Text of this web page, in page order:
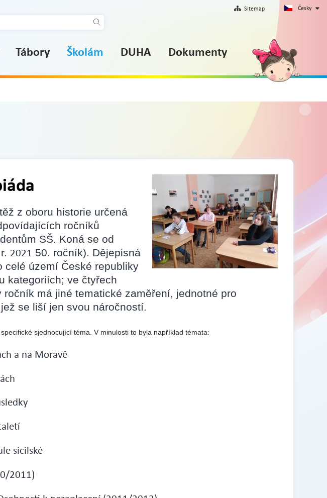
Česky
Sitemap
Tábory Školám DUHA Dokumenty
z oboru historie určená
ročníků
SŠ. Koná se od
2021 50. ročník). Dějepisná
celé území České republiky
kategoriích; ve čtyřech
má jiné tematické zaměření, jednotné pro
se liší jen svou náročností.
sjednocující téma. V minulosti to byla například témata:
a na Moravě
sicilské
2011)